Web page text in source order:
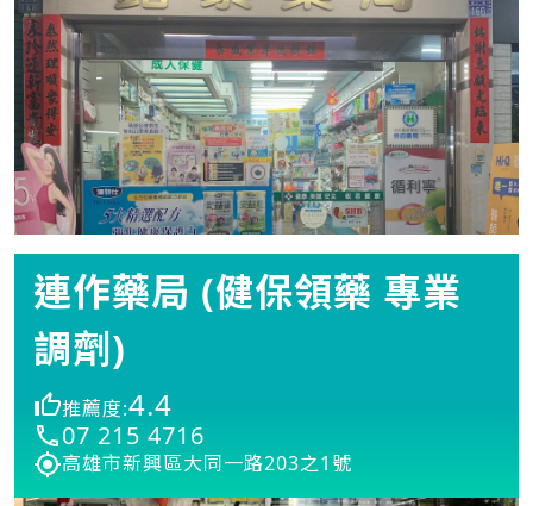
連作藥局 (健保領藥 專業
調劑)
推薦度:4.4
07 215 4716
高雄市新興區大同一路203之1號